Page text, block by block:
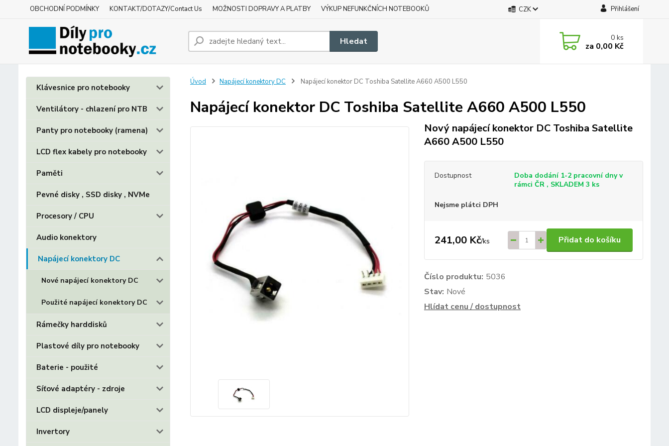
OBCHODNÍ PODMÍNKY KONTAKT/DOTAZY/Contact Us MOŽNOSTI DOPRAVY A PLATBY VÝKUP NEFUNKČNÍCH NOTEBOOKŮ CZK Přihlášení
Hledat 0ks
za 0,00 Kč
Klávesnice pro notebooky
Ventilátory - chlazení pro NTB
Panty pro notebooky (ramena)
LCD flex kabely pro notebooky
Paměti
Pevné disky , SSD disky , NVMe
Procesory / CPU
Audio konektory
Napájecí konektory DC
Nové napájecí konektory DC
Použité napájecí konektory DC
Rámečky harddisků
Plastové díly pro notebooky
Baterie - použité
Síťové adaptéry - zdroje
LCD displeje/panely
Invertory
Úvod Napájecí konektory DC Napájecí konektor DC Toshiba Satellite A660 A500 L550
Napájecí konektor DC Toshiba Satellite A660 A500 L550
Nový napájecí konektor DC Toshiba Satellite
A660 A500 L550
Dostupnost
Doba dodání 1-2 pracovní dny v
rámci ČR , SKLADEM 3 ks
Nejsme plátci DPH
241,00 Kč/ks Přidat do košíku
Číslo produktu: 5036
Stav: Nové
Hlídat cenu / dostupnost